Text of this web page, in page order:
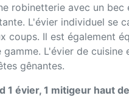
robinetterie avec un
L'évier individuel se
coups. Il est également
L'évier de
gênantes.
1 évier, 1 mitigeur haut